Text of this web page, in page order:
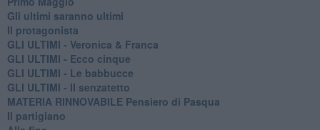
Gli ultimi saranno ultimi
Il protagonista
GLI ULTIMI - Veronica & Franca
GLI ULTIMI - Ecco cinque
GLI ULTIMI - Le babbucce
GLI ULTIMI - Il senzatetto
MATERIA RINNOVABILE Pensiero di Pasqua
Il partigiano